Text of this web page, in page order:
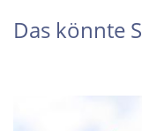
Das könnte